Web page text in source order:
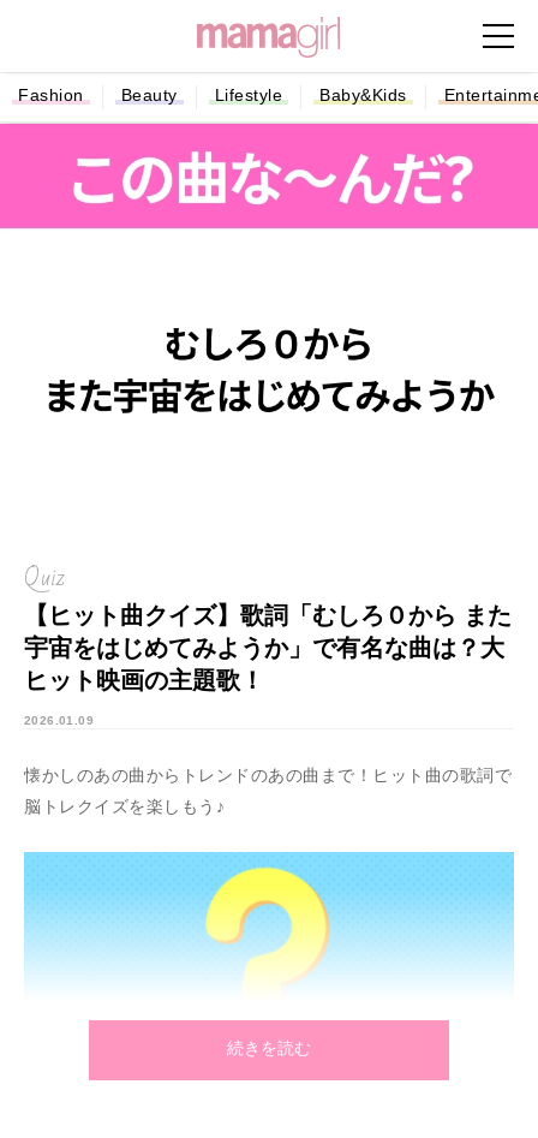
Fashion Beauty Lifestyle Baby&Kids
Quiz
【ヒット曲クイズ】歌詞「むしろ０から また
宇宙をはじめてみようか」で有名な曲は？大
ヒット映画の主題歌！
2026.01.09
懐かしのあの曲からトレンドのあの曲まで！ヒット曲の歌詞で
脳トレクイズを楽しもう♪
続きを読む